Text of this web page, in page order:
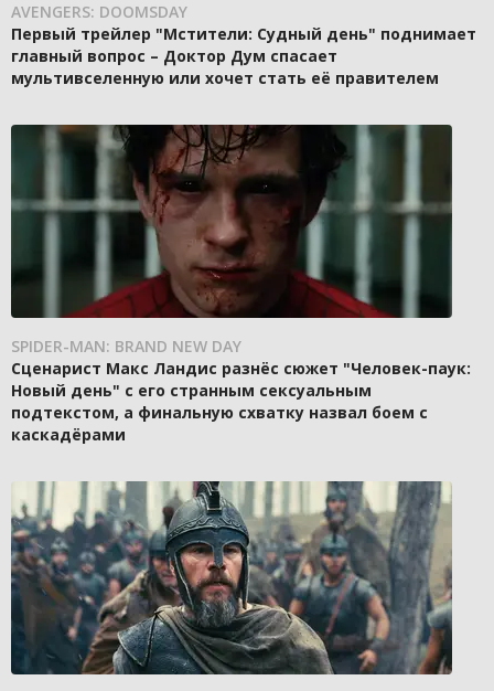
AVENGERS: DOOMSDAY
Первый трейлер "Мстители: Судный день" поднимает
главный вопрос – Доктор Дум спасает
мультивселенную или хочет стать её правителем
SPIDER-MAN: BRAND NEW DAY
Сценарист Макс Ландис разнёс сюжет "Человек-паук:
Новый день" с его странным сексуальным
подтекстом, а финальную схватку назвал боем с
каскадёрами